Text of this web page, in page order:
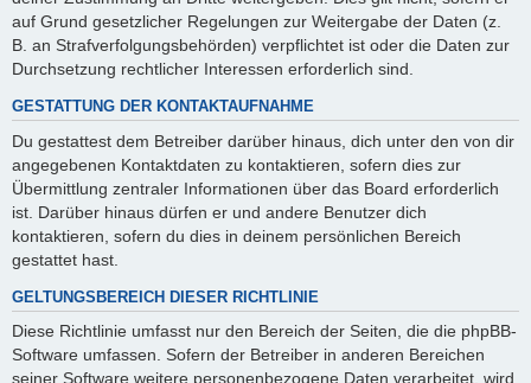
auf Grund gesetzlicher Regelungen zur Weitergabe der Daten (z.
B. an Strafverfolgungsbehörden) verpflichtet ist oder die Daten zur
Durchsetzung rechtlicher Interessen erforderlich sind.
GESTATTUNG DER KONTAKTAUFNAHME
Du gestattest dem Betreiber darüber hinaus, dich unter den von dir
angegebenen Kontaktdaten zu kontaktieren, sofern dies zur
Übermittlung zentraler Informationen über das Board erforderlich
ist. Darüber hinaus dürfen er und andere Benutzer dich
kontaktieren, sofern du dies in deinem persönlichen Bereich
gestattet hast.
GELTUNGSBEREICH DIESER RICHTLINIE
Diese Richtlinie umfasst nur den Bereich der Seiten, die die phpBB-
Software umfassen. Sofern der Betreiber in anderen Bereichen
seiner Software weitere personenbezogene Daten verarbeitet, wird